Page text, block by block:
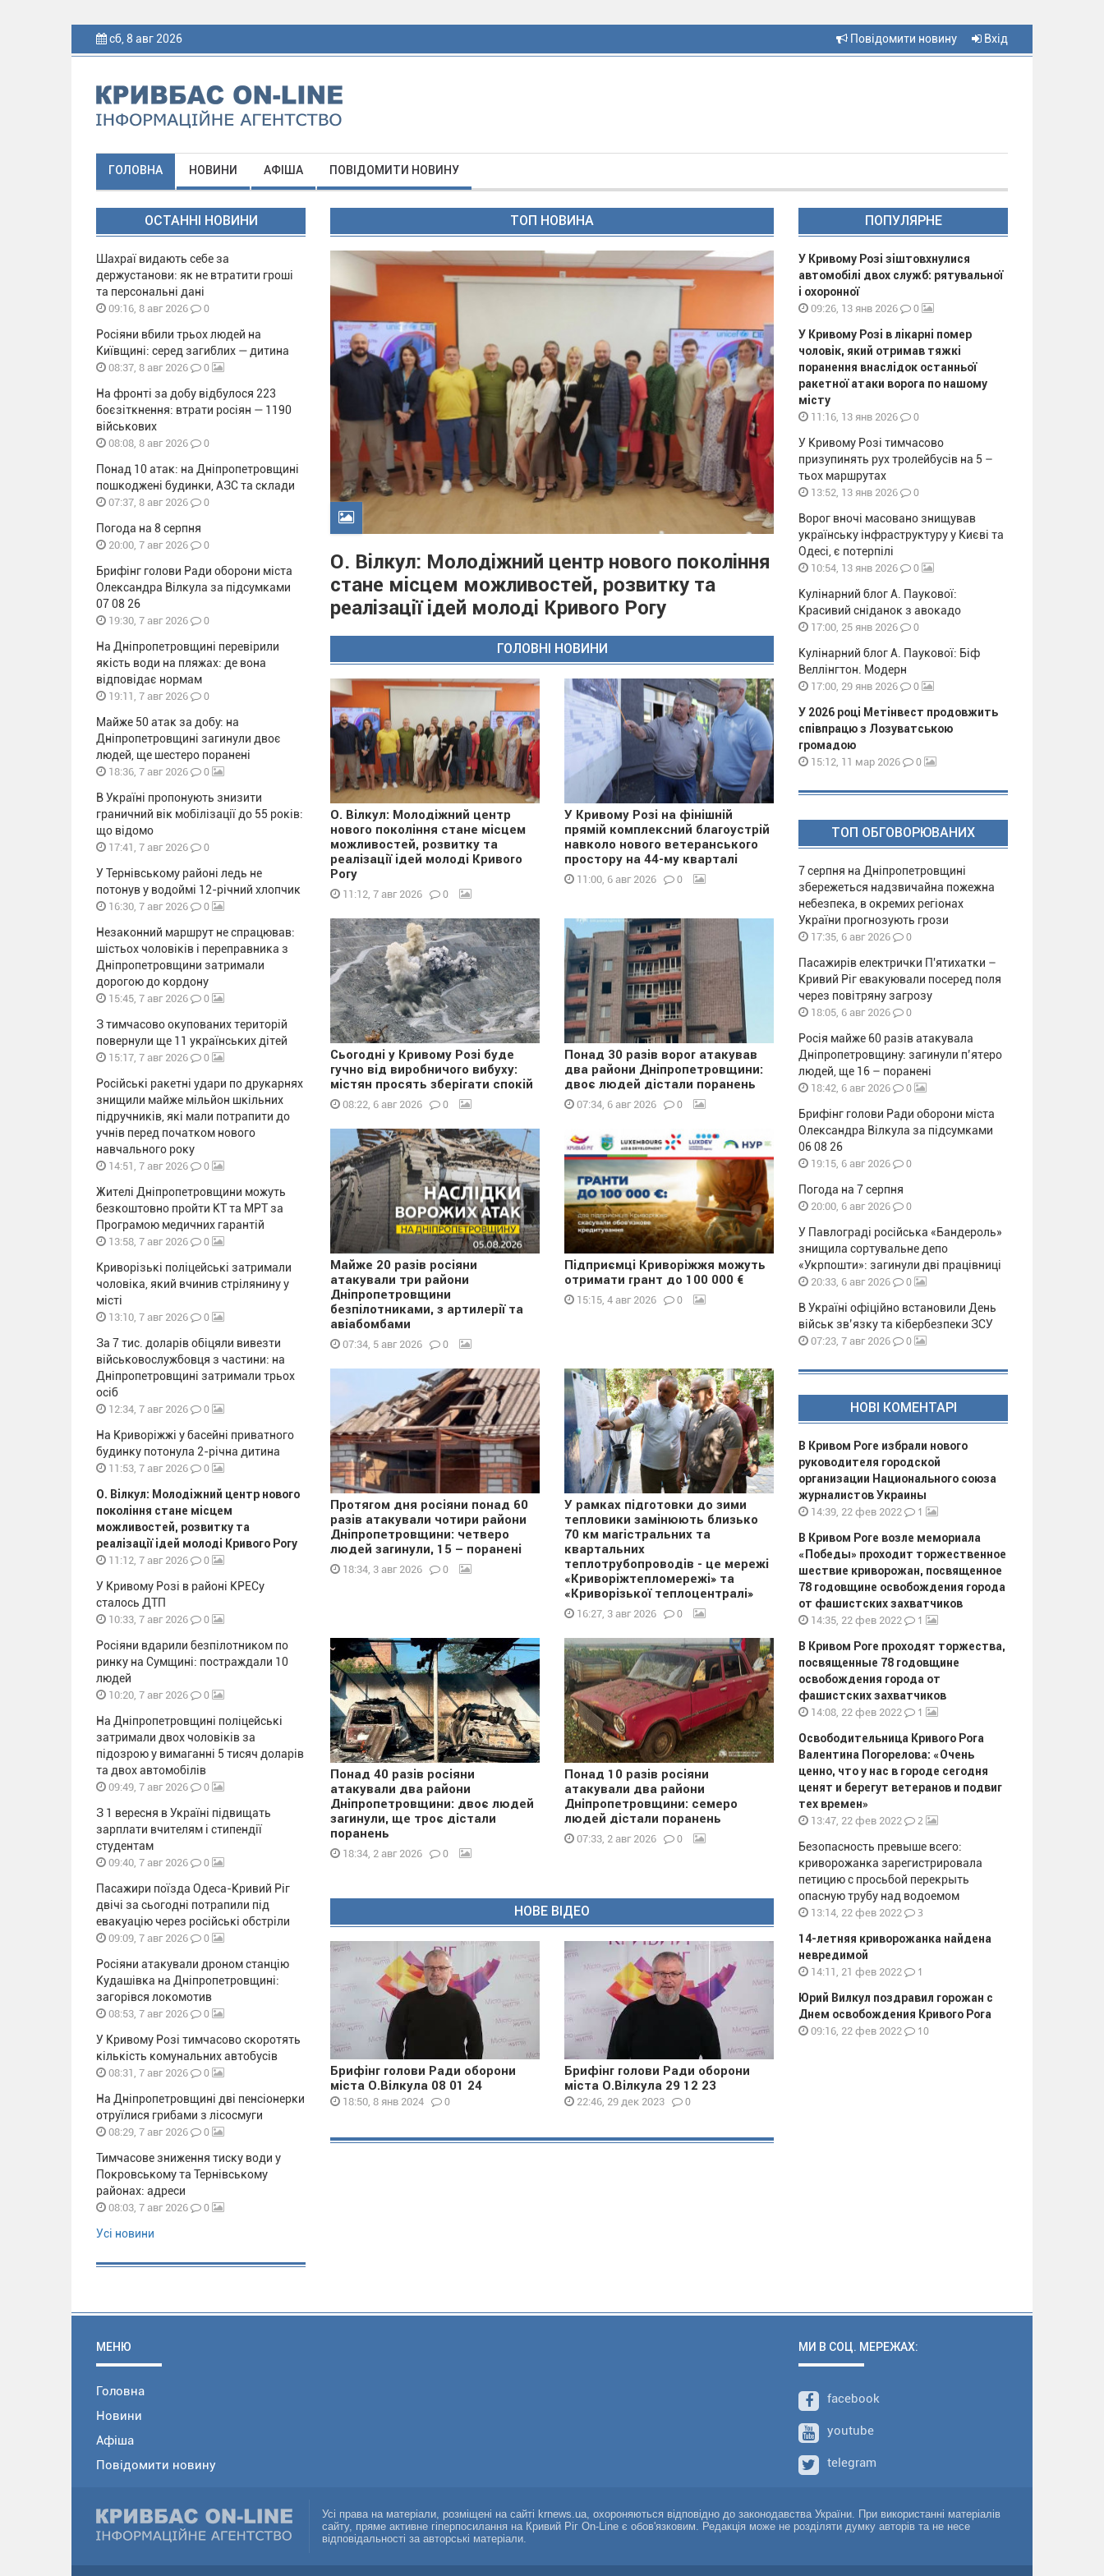
сб, 8 авг 2026 Повідомити новину Вхід
ГОЛОВНА НОВИНИ АФІША ПОВІДОМИТИ НОВИНУ
ОСТАННІ НОВИНИ
Шахраї видають себе за
держустанови: як не втратити гроші
та персональні дані
09:16, 8 авг 2026 0
Росіяни вбили трьох людей на
Київщині: серед загиблих — дитина
08:37, 8 авг 2026 0
На фронті за добу відбулося 223
боєзіткнення: втрати росіян — 1190
військових
08:08, 8 авг 2026 0
Понад 10 атак: на Дніпропетровщині
пошкоджені будинки, АЗС та склади
07:37, 8 авг 2026 0
Погода на 8 серпня
20:00, 7 авг 2026 0
Брифінг голови Ради оборони міста
Олександра Вілкула за підсумками
07 08 26
19:30, 7 авг 2026 0
На Дніпропетровщині перевірили
якість води на пляжах: де вона
відповідає нормам
19:11, 7 авг 2026 0
Майже 50 атак за добу: на
Дніпропетровщині загинули двоє
людей, ще шестеро поранені
18:36, 7 авг 2026 0
В Україні пропонують знизити
граничний вік мобілізації до 55 років:
що відомо
17:41, 7 авг 2026 0
У Тернівському районі ледь не
потонув у водоймі 12-річний хлопчик
16:30, 7 авг 2026 0
Незаконний маршрут не спрацював:
шістьох чоловіків і переправника з
Дніпропетровщини затримали
дорогою до кордону
15:45, 7 авг 2026 0
З тимчасово окупованих територій
повернули ще 11 українських дітей
15:17, 7 авг 2026 0
Російські ракетні удари по друкарнях
знищили майже мільйон шкільних
підручників, які мали потрапити до
учнів перед початком нового
навчального року
14:51, 7 авг 2026 0
Жителі Дніпропетровщини можуть
безкоштовно пройти КТ та МРТ за
Програмою медичних гарантій
13:58, 7 авг 2026 0
Криворізькі поліцейські затримали
чоловіка, який вчинив стрілянину у
місті
13:10, 7 авг 2026 0
За 7 тис. доларів обіцяли вивезти
військовослужбовця з частини: на
Дніпропетровщині затримали трьох
осіб
12:34, 7 авг 2026 0
На Криворіжжі у басейні приватного
будинку потонула 2-річна дитина
11:53, 7 авг 2026 0
О. Вілкул: Молодіжний центр нового
покоління стане місцем
можливостей, розвитку та
реалізації ідей молоді Кривого Рогу
11:12, 7 авг 2026 0
У Кривому Розі в районі КРЕСу
сталось ДТП
10:33, 7 авг 2026 0
Росіяни вдарили безпілотником по
ринку на Сумщині: постраждали 10
людей
10:20, 7 авг 2026 0
На Дніпропетровщині поліцейські
затримали двох чоловіків за
підозрою у вимаганні 5 тисяч доларів
та двох автомобілів
09:49, 7 авг 2026 0
З 1 вересня в Україні підвищать
зарплати вчителям і стипендії
студентам
09:40, 7 авг 2026 0
Пасажири поїзда Одеса-Кривий Ріг
двічі за сьогодні потрапили під
евакуацію через російські обстріли
09:09, 7 авг 2026 0
Росіяни атакували дроном станцію
Кудашівка на Дніпропетровщині:
загорівся локомотив
08:53, 7 авг 2026 0
У Кривому Розі тимчасово скоротять
кількість комунальних автобусів
08:31, 7 авг 2026 0
На Дніпропетровщині дві пенсіонерки
отруїлися грибами з лісосмуги
08:29, 7 авг 2026 0
Тимчасове зниження тиску води у
Покровському та Тернівському
районах: адреси
08:03, 7 авг 2026 0
Усі новини
ТОП НОВИНА
О. Вілкул: Молодіжний центр нового покоління
стане місцем можливостей, розвитку та
реалізації ідей молоді Кривого Рогу
ГОЛОВНІ НОВИНИ
О. Вілкул: Молодіжний центр
нового покоління стане місцем
можливостей, розвитку та
реалізації ідей молоді Кривого
Рогу
11:12, 7 авг 2026 0
У Кривому Розі на фінішній
прямій комплексний благоустрій
навколо нового ветеранського
простору на 44-му кварталі
11:00, 6 авг 2026 0
Сьогодні у Кривому Розі буде
гучно від виробничого вибуху:
містян просять зберігати спокій
08:22, 6 авг 2026 0
Понад 30 разів ворог атакував
два райони Дніпропетровщини:
двоє людей дістали поранень
07:34, 6 авг 2026 0
Майже 20 разів росіяни
атакували три райони
Дніпропетровщини
безпілотниками, з артилерії та
авіабомбами
07:34, 5 авг 2026 0
Підприємці Криворіжжя можуть
отримати грант до 100 000 €
15:15, 4 авг 2026 0
Протягом дня росіяни понад 60
разів атакували чотири райони
Дніпропетровщини: четверо
людей загинули, 15 – поранені
18:34, 3 авг 2026 0
У рамках підготовки до зими
тепловики замінюють близько
70 км магістральних та
квартальних
теплотрубопроводів - це мережі
«Криворіжтепломережі» та
«Криворізької теплоцентралі»
16:27, 3 авг 2026 0
Понад 40 разів росіяни
атакували два райони
Дніпропетровщини: двоє людей
загинули, ще троє дістали
поранень
18:34, 2 авг 2026 0
Понад 10 разів росіяни
атакували два райони
Дніпропетровщини: семеро
людей дістали поранень
07:33, 2 авг 2026 0
НОВЕ ВІДЕО
Брифінг голови Ради оборони
міста О.Вілкула 08 01 24
18:50, 8 янв 2024 0
Брифінг голови Ради оборони
міста О.Вілкула 29 12 23
22:46, 29 дек 2023 0
ПОПУЛЯРНЕ
У Кривому Розі зіштовхнулися
автомобілі двох служб: рятувальної
і охоронної
09:26, 13 янв 2026 0
У Кривому Розі в лікарні помер
чоловік, який отримав тяжкі
поранення внаслідок останньої
ракетної атаки ворога по нашому
місту
11:16, 13 янв 2026 0
У Кривому Розі тимчасово
призупинять рух тролейбусів на 5 –
тьох маршрутах
13:52, 13 янв 2026 0
Ворог вночі масовано знищував
українську інфраструктуру у Києві та
Одесі, є потерпілі
10:54, 13 янв 2026 0
Кулінарний блог А. Паукової:
Красивий сніданок з авокадо
17:00, 25 янв 2026 0
Кулінарний блог А. Паукової: Біф
Веллінгтон. Модерн
17:00, 29 янв 2026 0
У 2026 році Метінвест продовжить
співпрацю з Лозуватською
громадою
15:12, 11 мар 2026 0
ТОП ОБГОВОРЮВАНИХ
7 серпня на Дніпропетровщині
збережеться надзвичайна пожежна
небезпека, в окремих регіонах
України прогнозують грози
17:35, 6 авг 2026 0
Пасажирів електрички П'ятихатки –
Кривий Ріг евакуювали посеред поля
через повітряну загрозу
18:05, 6 авг 2026 0
Росія майже 60 разів атакувала
Дніпропетровщину: загинули п’ятеро
людей, ще 16 – поранені
18:42, 6 авг 2026 0
Брифінг голови Ради оборони міста
Олександра Вілкула за підсумками
06 08 26
19:15, 6 авг 2026 0
Погода на 7 серпня
20:00, 6 авг 2026 0
У Павлограді російська «Бандероль»
знищила сортувальне депо
«Укрпошти»: загинули дві працівниці
20:33, 6 авг 2026 0
В Україні офіційно встановили День
військ зв’язку та кібербезпеки ЗСУ
07:23, 7 авг 2026 0
НОВІ КОМЕНТАРІ
В Кривом Роге избрали нового
руководителя городской
организации Национального союза
журналистов Украины
14:39, 22 фев 2022 1
В Кривом Роге возле мемориала
«Победы» проходит торжественное
шествие криворожан, посвященное
78 годовщине освобождения города
от фашистских захватчиков
14:35, 22 фев 2022 1
В Кривом Роге проходят торжества,
посвященные 78 годовщине
освобождения города от
фашистских захватчиков
14:08, 22 фев 2022 1
Освободительница Кривого Рога
Валентина Погорелова: «Очень
ценно, что у нас в городе сегодня
ценят и берегут ветеранов и подвиг
тех времен»
13:47, 22 фев 2022 2
Безопасность превыше всего:
криворожанка зарегистрировала
петицию с просьбой перекрыть
опасную трубу над водоемом
13:14, 22 фев 2022 3
14-летняя криворожанка найдена
невредимой
14:11, 21 фев 2022 1
Юрий Вилкул поздравил горожан с
Днем освобождения Кривого Рога
09:16, 22 фев 2022 10
МЕНЮ
Головна
Новини
Афіша
Повідомити новину
МИ В СОЦ. МЕРЕЖАХ:
facebook
youtube
telegram
Усі права на матеріали, розміщені на сайті krnews.ua, охороняються відповідно до законодавства України. При використанні матеріалів
сайту, пряме активне гіперпосилання на Кривий Ріг On-Line є обов'язковим. Редакція може не розділяти думку авторів та не несе
відповідальності за авторські матеріали.